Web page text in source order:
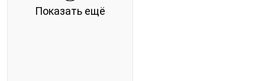
Показать ещё